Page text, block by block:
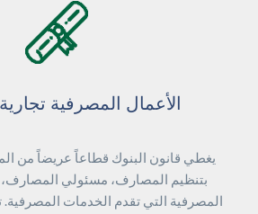
الأعمال المصرفية
يغطي قانون البنوك قطاعاً عريضاً من
بتنظيم المصارف، مسئولي
المصرفية التي تقدم الخدمات